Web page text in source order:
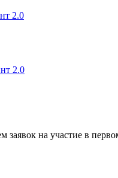
2.0
2.0
на участие в